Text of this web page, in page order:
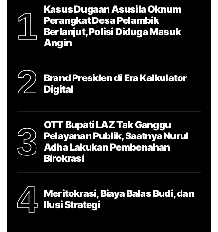
1
Kasus Dugaan Asusila Oknum
Perangkat Desa Pelambik
Berlanjut, Polisi Diduga Masuk
Angin
2
Brand Presiden di Era Kalkulator
Digital
3
OTT Bupati LAZ Tak Ganggu
Pelayanan Publik, Saatnya Nurul
Adha Lakukan Pembenahan
Birokrasi
4
Meritokrasi, Biaya Balas Budi, dan
Ilusi Strategi